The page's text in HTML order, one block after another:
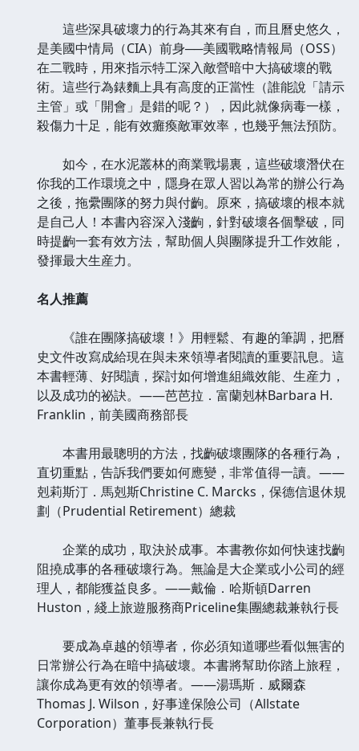
這些深具破壞力的行為其來有自，而且曆史悠久，
是美國中情局（CIA）前身──美國戰略情報局（OSS）
在二戰時，用來指示特工深入敵營暗中大搞破壞的戰
術。這些行為錶麵上具有高度的正當性（誰能說「請示
主管」或「開會」是錯的呢？），因此就像病毒一樣，
殺傷力十足，能有效癱瘓敵軍效率，也幾乎無法預防。
如今，在水泥叢林的商業戰場裏，這些破壞潛伏在
你我的工作環境之中，隱身在眾人習以為常的辦公行為
之後，拖纍團隊的努力與付齣。原來，搞破壞的根本就
是自己人！本書內容深入淺齣，針對破壞各個擊破，同
時提齣一套有效方法，幫助個人與團隊提升工作效能，
發揮最大生産力。
名人推薦
《誰在團隊搞破壞！》用輕鬆、有趣的筆調，把曆
史文件改寫成給現在與未來領導者閱讀的重要訊息。這
本書輕薄、好閱讀，探討如何增進組織效能、生産力，
以及成功的祕訣。——芭芭拉．富蘭剋林Barbara H.
Franklin，前美國商務部長
本書用最聰明的方法，找齣破壞團隊的各種行為，
直切重點，告訴我們要如何應變，非常值得一讀。——
剋莉斯汀．馬剋斯Christine C. Marcks，保德信退休規
劃（Prudential Retirement）總裁
企業的成功，取決於成事。本書教你如何快速找齣
阻撓成事的各種破壞行為。無論是大企業或小公司的經
理人，都能獲益良多。——戴倫．哈斯頓Darren
Huston，綫上旅遊服務商Priceline集團總裁兼執行長
要成為卓越的領導者，你必須知道哪些看似無害的
日常辦公行為在暗中搞破壞。本書將幫助你踏上旅程，
讓你成為更有效的領導者。——湯瑪斯．威爾森
Thomas J. Wilson，好事達保險公司（Allstate
Corporation）董事長兼執行長